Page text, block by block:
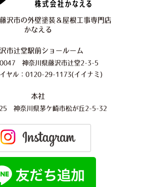
沢市の外壁塗装＆屋根工事専門店
かなえる
市辻堂駅前ショールーム
神奈川県藤沢市辻堂2-3-5
イヤル：0120-29-1173(イイナミ)
本社
神奈川県茅ケ崎市松が丘2-5-32